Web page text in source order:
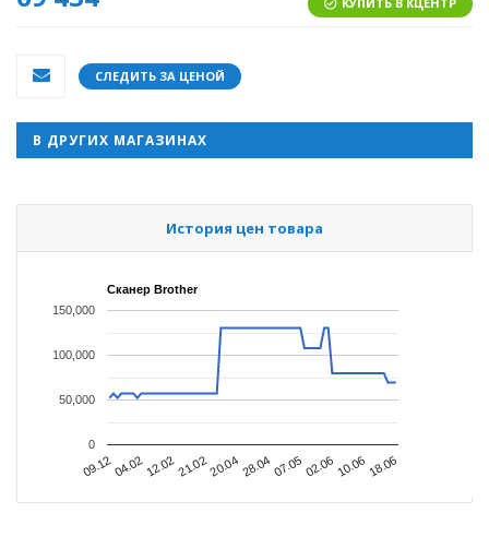
СЛЕДИТЬ ЗА ЦЕНОЙ
В ДРУГИХ МАГАЗИНАХ
История цен товара
Сканер Brother
09.1204.0212.0221.0220.0428.0407.0502.06 10.06 18.06
0
50,000
100,000
150,000